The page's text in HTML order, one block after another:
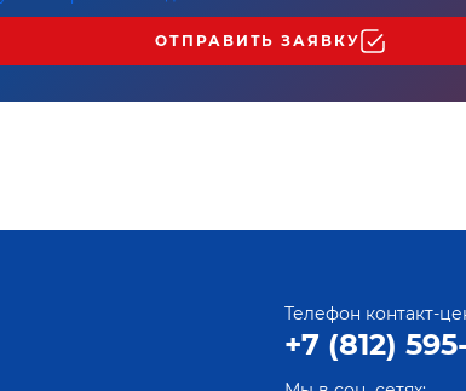
ОТПРАВИТЬ ЗАЯВКУ
Телефон контакт-
+7 (812)